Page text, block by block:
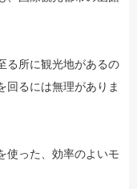
る所に観光地があるの
回るには無理がありま
使った、効率のよいモ